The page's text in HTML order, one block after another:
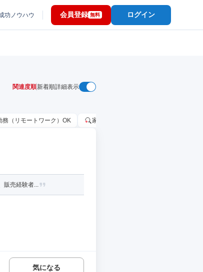
功ノウハウ 会員登録 無料 ログイン
関連度順新着順詳細表示
務（リモートワーク）OK 家賃補助・住宅手当あり
販売経験者...
気になる